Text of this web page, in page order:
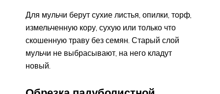
Для мульчи берут сухие листья, опилки, торф,
измельченную кору, сухую или только что
скошенную траву без семян. Старый слой
мульчи не выбрасывают, на него кладут
новый.